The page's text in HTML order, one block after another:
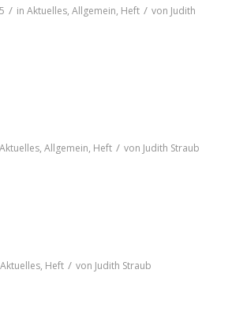
/ in Aktuelles, Allgemein, Heft / von Judith
Aktuelles, Allgemein, Heft / von Judith Straub
Aktuelles, Heft / von Judith Straub